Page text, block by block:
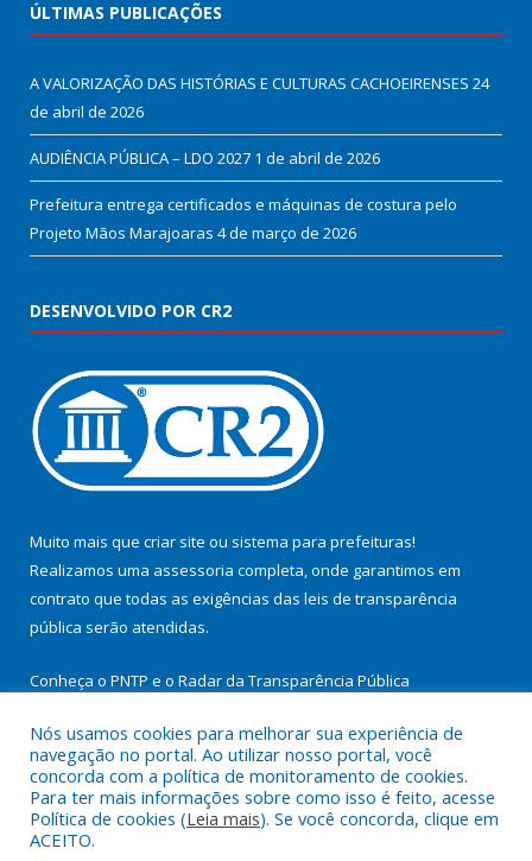
ÚLTIMAS PUBLICAÇÕES
A VALORIZAÇÃO DAS HISTÓRIAS E CULTURAS CACHOEIRENSES 24
de abril de 2026
AUDIÊNCIA PÚBLICA – LDO 2027 1 de abril de 2026
Prefeitura entrega certificados e máquinas de costura pelo
Projeto Mãos Marajoaras 4 de março de 2026
DESENVOLVIDO POR CR2
Muito mais que criar site ou sistema para prefeituras!
Realizamos uma assessoria completa, onde garantimos em
contrato que todas as exigências das leis de transparência
pública serão atendidas.
Conheça o PNTP e o Radar da Transparência Pública
Todos os direitos reservados a Prefeitura Municipal de
Cachoeira do Arari.
Nós usamos cookies para melhorar sua experiência de
navegação no portal. Ao utilizar nosso portal, você
concorda com a política de monitoramento de cookies.
Para ter mais informações sobre como isso é feito, acesse
Política de cookies (Leia mais). Se você concorda, clique em
ACEITO.